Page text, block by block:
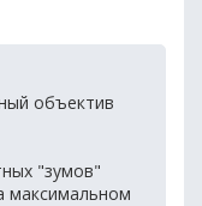
объектив
"зумов"
максимальном